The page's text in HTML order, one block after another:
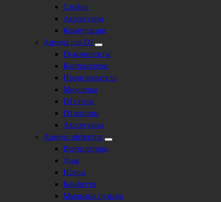
Стойки
Аксессуары
Коммутация
Аренда для DJ
Dj-комплекты
Контроллеры
Проигрыватели
Микшеры
DJ столы
DJ ширмы
Акссесуары
Аренда эффектов
Вентиляторы
Дым
Искры
Конфетти
Мыльные пузыри